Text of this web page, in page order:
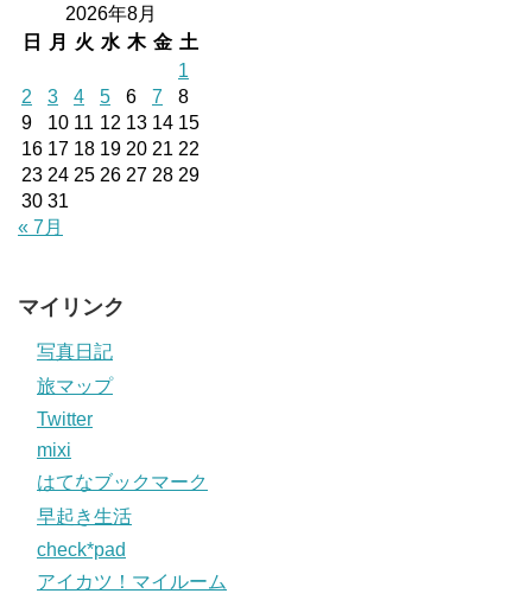
2026年8月
日
月 火 水 木 金 土
1
2
3 4 5 6 7
8
9
10 11 12 13 14 15
16 17 18 19 20 21 22
23 24 25 26 27 28 29
30 31
« 7月
マイリンク
写真日記
旅マップ
Twitter
mixi
はてなブックマーク
早起き生活
check*pad
アイカツ！マイルーム